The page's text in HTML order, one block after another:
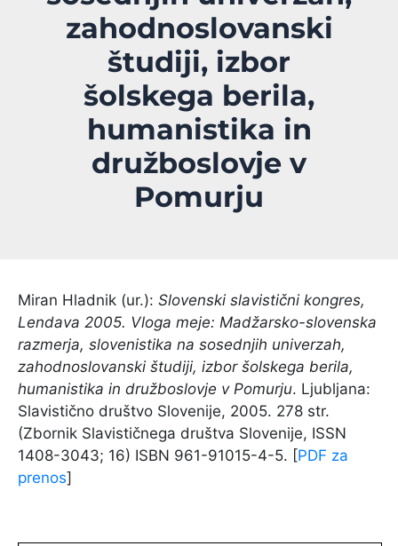
zahodnoslovanski
študiji, izbor
šolskega berila,
humanistika in
družboslovje v
Pomurju
Miran Hladnik (ur.): Slovenski slavistični kongres,
Lendava 2005. Vloga meje: Madžarsko-slovenska
razmerja, slovenistika na sosednjih univerzah,
zahodnoslovanski študiji, izbor šolskega berila,
humanistika in družboslovje v Pomurju. Ljubljana:
Slavistično društvo Slovenije, 2005. 278 str.
(Zbornik Slavističnega društva Slovenije, ISSN
1408-3043; 16) ISBN 961-91015-4-5. [PDF za
prenos]